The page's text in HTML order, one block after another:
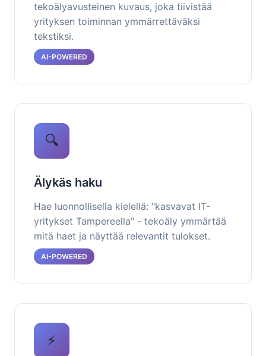
tekoälyavusteinen kuvaus, joka tiivistää
yrityksen toiminnan ymmärrettäväksi
tekstiksi.
AI-POWERED
🔍
Älykäs haku
Hae luonnollisella kielellä: "kasvavat IT-
yritykset Tampereella" - tekoäly ymmärtää
mitä haet ja näyttää relevantit tulokset.
AI-POWERED
⚡